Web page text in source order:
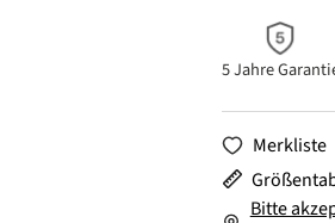
5 Jahre
Merkliste
Bitte